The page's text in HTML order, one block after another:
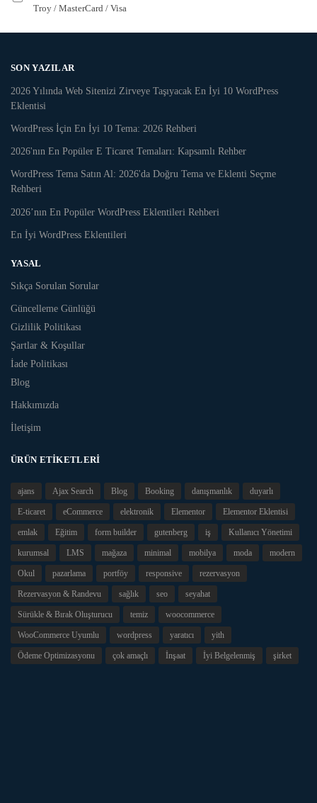
Troy / MasterCard / Visa
SON YAZILAR
2026 Yılında Web Sitenizi Zirveye Taşıyacak En İyi 10 WordPress
Eklentisi
WordPress İçin En İyi 10 Tema: 2026 Rehberi
2026'nın En Popüler E Ticaret Temaları: Kapsamlı Rehber
WordPress Tema Satın Al: 2026'da Doğru Tema ve Eklenti Seçme
Rehberi
2026’nın En Popüler WordPress Eklentileri Rehberi
En İyi WordPress Eklentileri
YASAL
Sıkça Sorulan Sorular
Güncelleme Günlüğü
Gizlilik Politikası
Şartlar & Koşullar
İade Politikası
Blog
Hakkımızda
İletişim
ÜRÜN ETIKETLERI
ajans Ajax Search Blog Booking danışmanlık duyarlı
E-ticaret eCommerce elektronik Elementor Elementor Eklentisi
emlak Eğitim form builder gutenberg iş Kullanıcı Yönetimi
kurumsal LMS mağaza minimal mobilya moda modern
Okul pazarlama portföy responsive rezervasyon
Rezervasyon & Randevu sağlık seo seyahat
Sürükle & Bırak Oluşturucu temiz woocommerce
WooCommerce Uyumlu wordpress yaratıcı yith
Ödeme Optimizasyonu çok amaçlı İnşaat İyi Belgelenmiş şirket